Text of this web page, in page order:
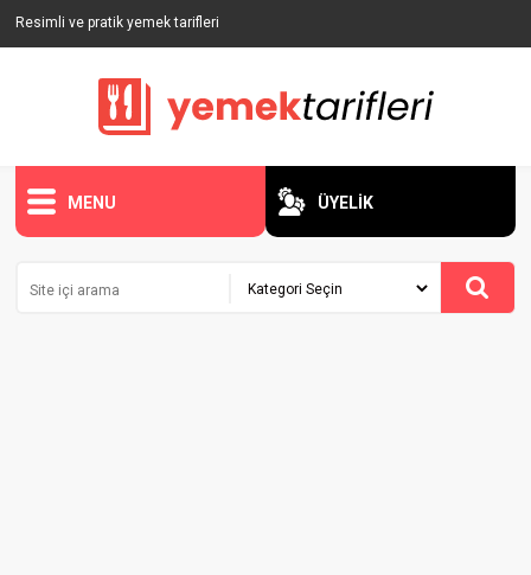
Resimli ve pratik yemek tarifleri
MENU ÜYELİK